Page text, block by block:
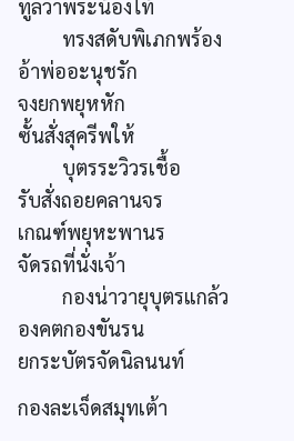
ทูลว่าพระน้องไท้
ทรงสดับพิเภกพร้อง
อ้าพ่ออะนุชรัก
จงยกพยุหหัก
ซั้นสั่งสุครีพให้
บุตรระวิวรเชื้อ
รับสั่งถอยคลานจร
เกณฑ์พยุหะพานร
จัดรถที่นั่งเจ้า
กองน่าวายุบุตรแกล้ว
องคตกองขันรน
ยกระบัตรจัดนิลนนท์
กองละเจ็ดสมุทเต้า